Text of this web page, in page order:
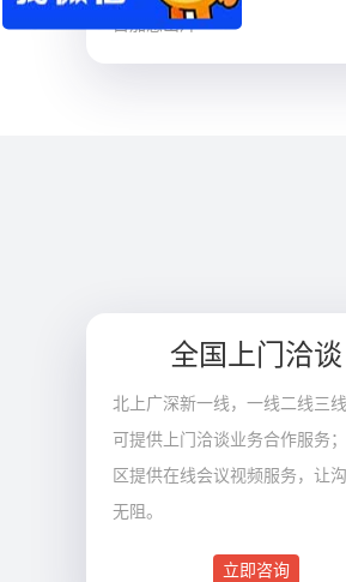
目加急出片
全国上门洽谈
北上广深新一线，一线二线三
可提供上门洽谈业务合作服务
区提供在线会议视频服务，让
无阻。
立即咨询